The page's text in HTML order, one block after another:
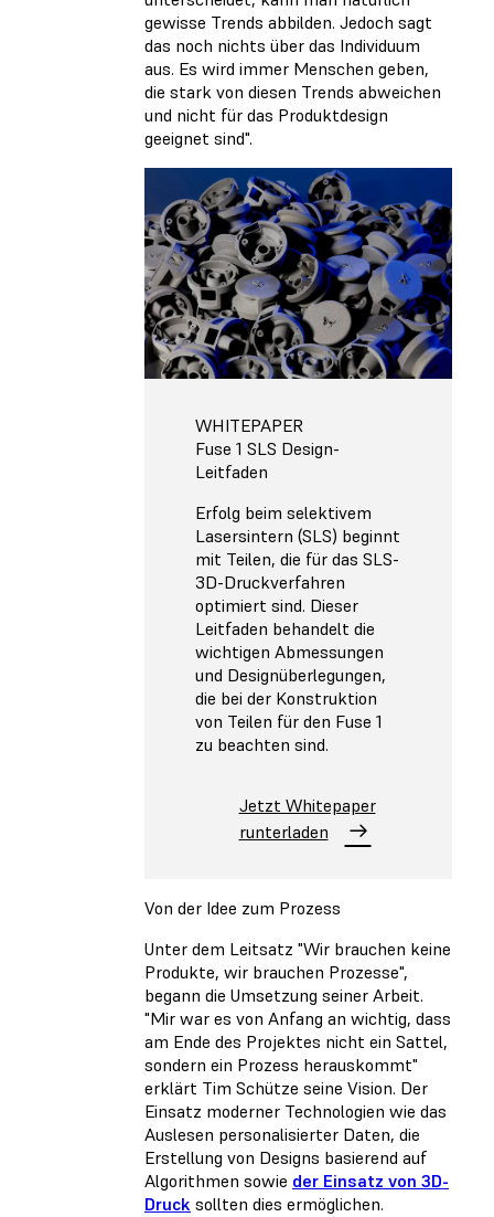
gewisse Trends abbilden. Jedoch sagt
das noch nichts über das Individuum
aus. Es wird immer Menschen geben,
die stark von diesen Trends abweichen
und nicht für das Produktdesign
geeignet sind".
WHITEPAPER
Fuse 1 SLS Design-
Leitfaden
Erfolg beim selektivem
Lasersintern (SLS) beginnt
mit Teilen, die für das SLS-
3D-Druckverfahren
optimiert sind. Dieser
Leitfaden behandelt die
wichtigen Abmessungen
und Designüberlegungen,
die bei der Konstruktion
von Teilen für den Fuse 1
zu beachten sind.
Jetzt Whitepaper
runterladen
Von der Idee zum Prozess
Unter dem Leitsatz "Wir brauchen keine
Produkte, wir brauchen Prozesse",
begann die Umsetzung seiner Arbeit.
"Mir war es von Anfang an wichtig, dass
am Ende des Projektes nicht ein Sattel,
sondern ein Prozess herauskommt"
erklärt Tim Schütze seine Vision. Der
Einsatz moderner Technologien wie das
Auslesen personalisierter Daten, die
Erstellung von Designs basierend auf
Algorithmen sowie der Einsatz von 3D-
Druck sollten dies ermöglichen.